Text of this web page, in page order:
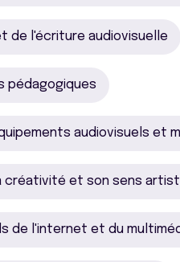
de l'écriture audiovisuelle
pédagogiques
audiovisuels et
et son sens
de l'internet et du